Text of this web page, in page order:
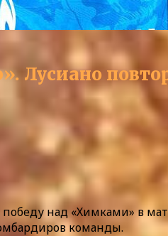
Лусиано
над «Химками» в
команды.